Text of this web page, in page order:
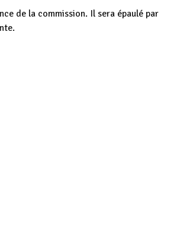
de la commission. Il sera épaulé par